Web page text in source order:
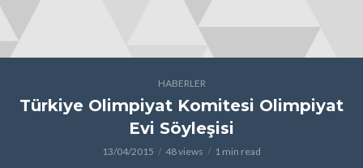
HABERLER
Türkiye Olimpiyat Komitesi Olimpiyat
Evi Söyleşisi
13/04/2015 48 views 1 min read